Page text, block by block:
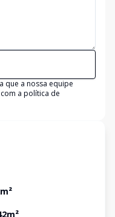
que a nossa equipe
a política de
m²
m²